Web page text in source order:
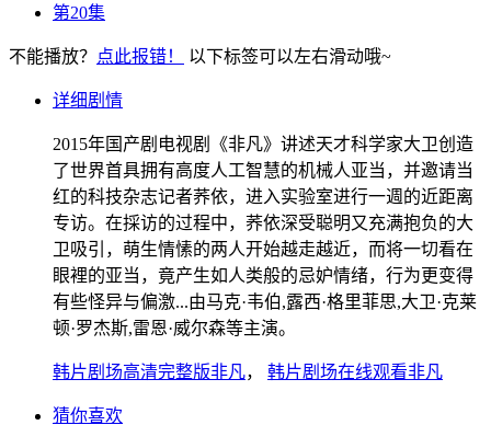
第20集
不能播放？ 点此报错！ 以下标签可以左右滑动哦~
详细剧情
2015年国产剧电视剧《非凡》讲述天才科学家大卫创造
了世界首具拥有高度人工智慧的机械人亚当，并邀请当
红的科技杂志记者荞依，进入实验室进行一週的近距离
专访。在採访的过程中，荞依深受聪明又充满抱负的大
卫吸引，萌生情愫的两人开始越走越近，而将一切看在
眼裡的亚当，竟产生如人类般的忌妒情绪，行为更变得
有些怪异与偏激...由马克·韦伯,露西·格里菲思,大卫·克莱
顿·罗杰斯,雷恩·威尔森等主演。
韩片剧场高清完整版非凡， 韩片剧场在线观看非凡
猜你喜欢